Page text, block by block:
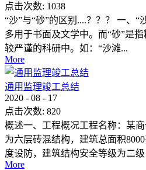
点击次数: 1038
“沙”与“砂”的区别....？？？ 一、“
多用于书面及文学中。而“砂”是
较严谨的科研中。如：“沙滩...
More
通用监理竣工总结
2020 - 08 - 17
点击次数: 820
概述一、工程概况工程名称：某
为六层砖混结构，建筑总面积
度设防，建筑结构安全等级为二
More